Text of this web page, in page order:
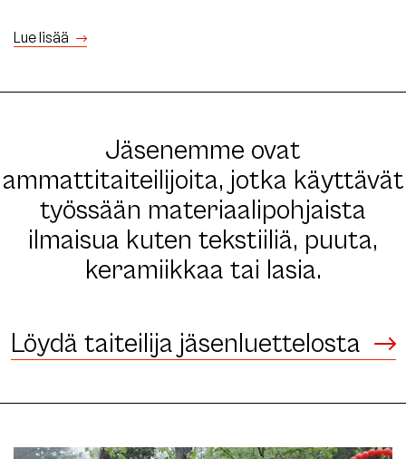
Lue lisää
Jäsenemme ovat
ammattitaiteilijoita, jotka käyttävät
työssään materiaalipohjaista
ilmaisua kuten tekstiiliä, puuta,
keramiikkaa tai lasia.
Löydä taiteilija jäsenluettelosta